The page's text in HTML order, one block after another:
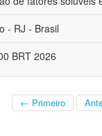
- RJ - Brasil
BRT 2026
← Primeiro